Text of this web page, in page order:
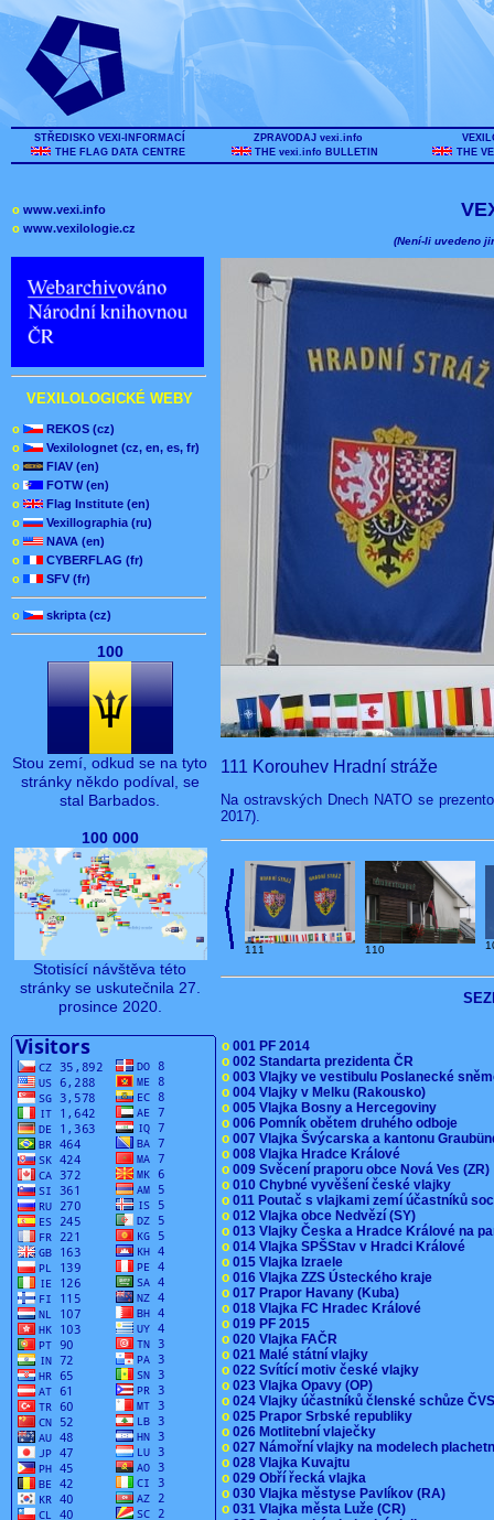
STŘEDISKO VEXI-INFORMACÍ
THE FLAG DATA CENTRE
ZPRAVODAJ vexi.info
THE vexi.info BULLETIN
THE
o www.vexi.info
o www.vexilologie.cz
VEXILOLOGICKÉ WEBY
o
REKOS (cz)
o
Vexilolognet (cz, en, es, fr)
o
FIAV (en)
o
FOTW (en)
o
Flag Institute (en)
o
Vexillographia (ru)
o
NAVA (en)
o
CYBERFLAG (fr)
o
SFV (fr)
o skripta (cz)
100
Stou zemí, odkud se na tyto
stránky někdo podíval, se
stal Barbados.
100 000
Stotisící návštěva této
stránky se uskutečnila 27.
prosince 2020.
(Není-li uvedeno
111 Korouhev Hradní stráže
Na ostravských Dnech NATO se
2017).
111 110
o 001 PF 2014
o 002 Standarta prezidenta ČR
o 003 Vlajky ve vestibulu Poslanecké
o 004 Vlajky v Melku (Rakousko)
o 005 Vlajka Bosny a Hercegoviny
o 006 Pomník obětem druhého odboje
o 007 Vlajka Švýcarska a kantonu
o 008 Vlajka Hradce Králové
o 009 Svěcení praporu obce Nová Ves
o 010 Chybné vyvěšení české vlajky
o 011 Poutač s vlajkami zemí účastníků
o 012 Vlajka obce Nedvězí (SY)
o 013 Vlajky Česka a Hradce Králové na
o 014 Vlajka SPŠStav v Hradci Králové
o 015 Vlajka Izraele
o 016 Vlajka ZZS Ústeckého kraje
o 017 Prapor Havany (Kuba)
o 018 Vlajka FC Hradec Králové
o 019 PF 2015
o 020 Vlajka FAČR
o 021 Malé státní vlajky
o 022 Svítící motiv české vlajky
o 023 Vlajka Opavy (OP)
o 024 Vlajky účastníků členské schůze
o 025 Prapor Srbské republiky
o 026 Motlitební vlaječky
o 027 Námořní vlajky na modelech
o 028 Vlajka Kuvajtu
o 029 Obří řecká vlajka
o 030 Vlajka městyse Pavlíkov (RA)
o 031 Vlajka města Luže (CR)